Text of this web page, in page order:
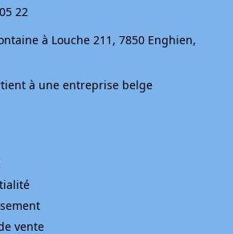
22
à Louche 211, 7850 Enghien,
à une entreprise belge
vente